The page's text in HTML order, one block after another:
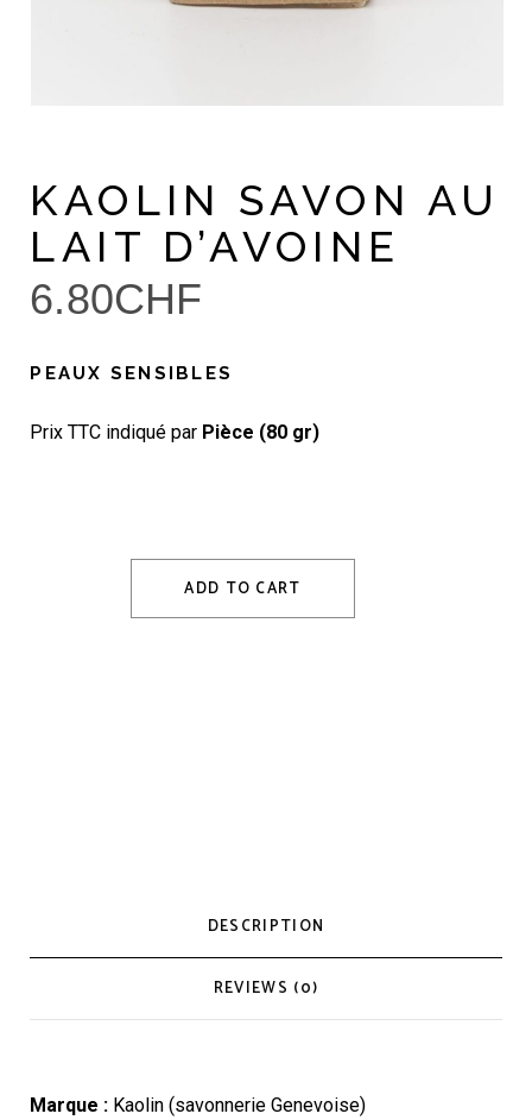
KAOLIN SAVON AU
LAIT D’AVOINE
6.80CHF
PEAUX SENSIBLES
Prix TTC indiqué par Pièce (80 gr)
ADD TO CART
DESCRIPTION
REVIEWS (0)
Marque : Kaolin (savonnerie Genevoise)